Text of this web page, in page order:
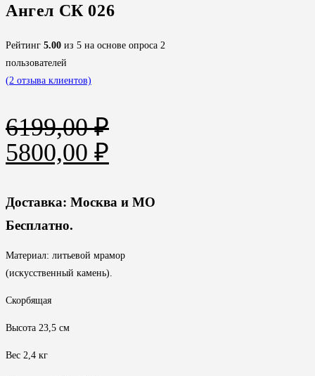
Ангел СК 026
Рейтинг 5.00 из 5 на основе опроса 2
пользователей
(2 отзыва клиентов)
6199,00₽
Первоначальная
составляла
6199,00 ₽.
5800,00 ₽
5800,00 ₽.
Доставка: Москва и МО
Бесплатно.
Материал: литьевой мрамор
(искусственный камень).
Скорбящая
Высота 23,5 см
Вес 2,4 кг